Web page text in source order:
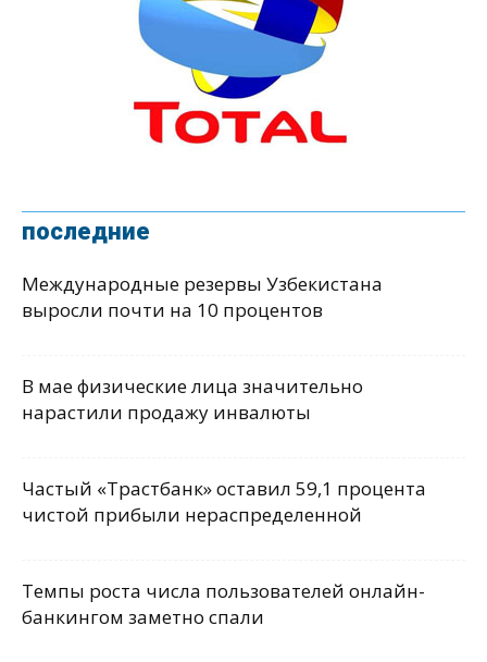
последние
Международные резервы Узбекистана
выросли почти на 10 процентов
В мае физические лица значительно
нарастили продажу инвалюты
Частый «Трастбанк» оставил 59,1 процента
чистой прибыли нераспределенной
Темпы роста числа пользователей онлайн-
банкингом заметно спали